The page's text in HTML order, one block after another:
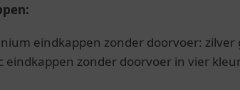
eindkappen zonder doorvoer:
eindkappen zonder doorvoer in vier